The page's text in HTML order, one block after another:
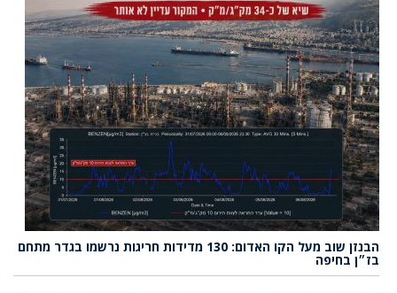
הבנזן שוב מעל הקו האדום: 130 מדידות חריגות נרשמו בגדר מתחם
בז״ן בחיפה